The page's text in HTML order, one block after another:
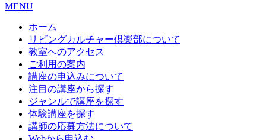
MENU
ホーム
リビングカルチャー倶楽部について
教室へのアクセス
ご利用の案内
講座の申込みについて
注目の講座から探す
ジャンルで講座を探す
体験講座を探す
講師の応募方法について